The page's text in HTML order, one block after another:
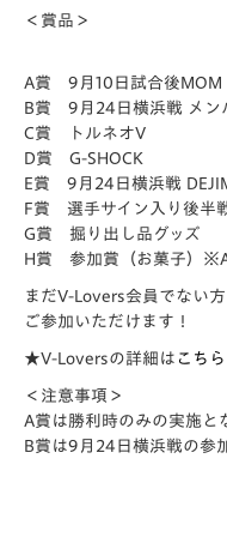
＜賞品＞
A賞 9月10日試合後MOM
B賞 9月24日横浜戦 メン
C賞 トルネオV
D賞 G-SHOCK
E賞 9月24日横浜戦
F賞 選手サイン入り後半
G賞 掘り出し品グッズ
H賞 参加賞（お菓子）
まだV-Lovers会員でない
ご参加いただけます！
★V-Loversの詳細は こちら
＜注意事項＞
A賞は勝利時のみの実施と
B賞は9月24日横浜戦の参